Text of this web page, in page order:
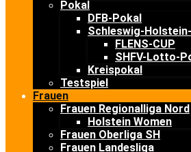
Pokal
DFB-Pokal
Schleswig-
FLENS-CUP
SHFV-Lotto-
Kreispokal
Testspiel
Frauen
Frauen Regionalliga Nord
Holstein Women
Frauen Oberliga SH
Frauen Landesliga